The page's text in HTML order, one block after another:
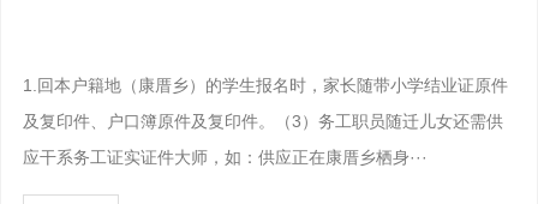
1.回本户籍地（康厝乡）的学生报名时，家长随带小学结业证原件
及复印件、户口簿原件及复印件。（3）务工职员随迁儿女还需供
应干系务工证实证件大师，如：供应正在康厝乡栖身···